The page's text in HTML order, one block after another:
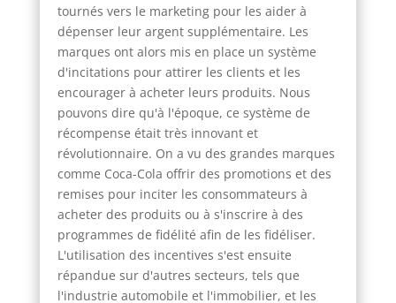
tournés vers le marketing pour les aider à
dépenser leur argent supplémentaire. Les
marques ont alors mis en place un système
d'incitations pour attirer les clients et les
encourager à acheter leurs produits. Nous
pouvons dire qu'à l'époque, ce système de
récompense était très innovant et
révolutionnaire. On a vu des grandes marques
comme Coca-Cola offrir des promotions et des
remises pour inciter les consommateurs à
acheter des produits ou à s'inscrire à des
programmes de fidélité afin de les fidéliser.
L'utilisation des incentives s'est ensuite
répandue sur d'autres secteurs, tels que
l'industrie automobile et l'immobilier, et les